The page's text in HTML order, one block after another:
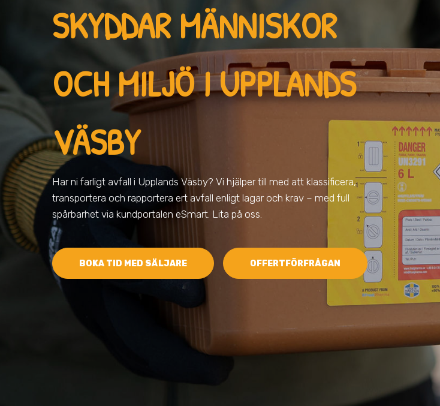
SKYDDAR MÄNNISKOR
OCH MILJÖI UPPLANDS
VÄSBY
Har ni farligt avfall i Upplands Väsby? Vi hjälper till med att klassificera,
transportera och rapportera ert avfall enligt lagar och krav – med full
spårbarhet via kundportalen eSmart. Lita på oss.
BOKA TID MED SÄLJARE OFFERTFÖRFRÅGAN